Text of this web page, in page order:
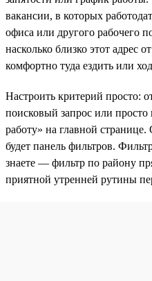
вакансии, в которых
офиса или другого рабочего
насколько близко этот адрес
комфортно туда ездить или
Настроить критерий просто:
поисковый запрос или
работу» на главной странице.
будет панель фильтров.
знаете — фильтр по району
приятной утренней рутины